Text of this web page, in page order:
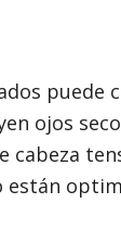
puede
ojos
están